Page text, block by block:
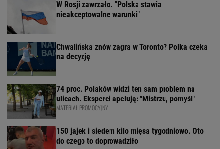
W Rosji zawrzało. "Polska stawia
nieakceptowalne warunki"
Chwalińska znów zagra w Toronto? Polka czeka
na decyzję
74 proc. Polaków widzi ten sam problem na
ulicach. Eksperci apelują: "Mistrzu, pomyśl"
MATERIAŁ PROMOCYJNY
150 jajek i siedem kilo mięsa tygodniowo. Oto
do czego to doprowadziło